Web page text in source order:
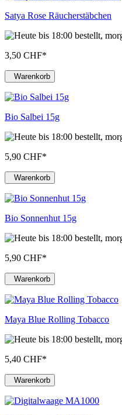
Satya Rose Räucherstäbchen
3,50 CHF*
Warenkorb
Bio Salbei 15g
5,90 CHF*
Warenkorb
Bio Sonnenhut 15g
5,90 CHF*
Warenkorb
Maya Blue Rolling Tobacco
5,40 CHF*
Warenkorb